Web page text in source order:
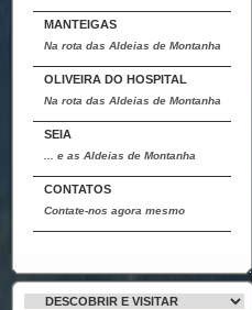
MANTEIGAS
Na rota das Aldeias de Montanha
OLIVEIRA DO HOSPITAL
Na rota das Aldeias de Montanha
SEIA
... e as Aldeias de Montanha
CONTATOS
Contate-nos agora mesmo